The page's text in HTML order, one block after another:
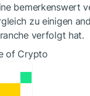
bemerkenswert
zu einigen
verfolgt hat.
of Crypto